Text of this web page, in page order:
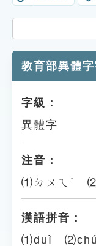
遊戲專區
教學應用
貓頭鷹博士
教育部異體
字級：
異體字
注音：
⑴ㄉㄨㄟˋ ⑵
漢語拼音：
⑴duì